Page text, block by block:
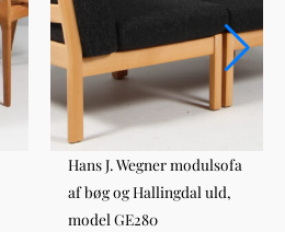
Hans J. Wegner modulsofa
af bøg og Hallingdal uld,
model GE280